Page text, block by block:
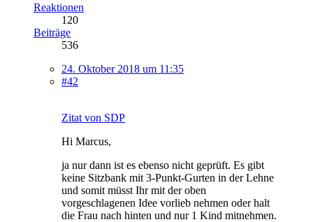
Reaktionen
120
Beiträge
536
24. Oktober 2018 um 11:35
#42
Zitat von SDP
Hi Marcus,
ja nur dann ist es ebenso nicht geprüft. Es gibt
keine Sitzbank mit 3-Punkt-Gurten in der Lehne
und somit müsst Ihr mit der oben
vorgeschlagenen Idee vorlieb nehmen oder halt
die Frau nach hinten und nur 1 Kind mitnehmen.